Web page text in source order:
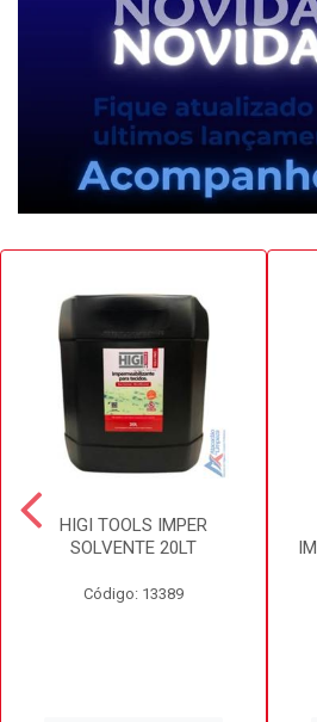
HIGI TOOLS IMPER
SOLVENTE 20LT
Código: 13389